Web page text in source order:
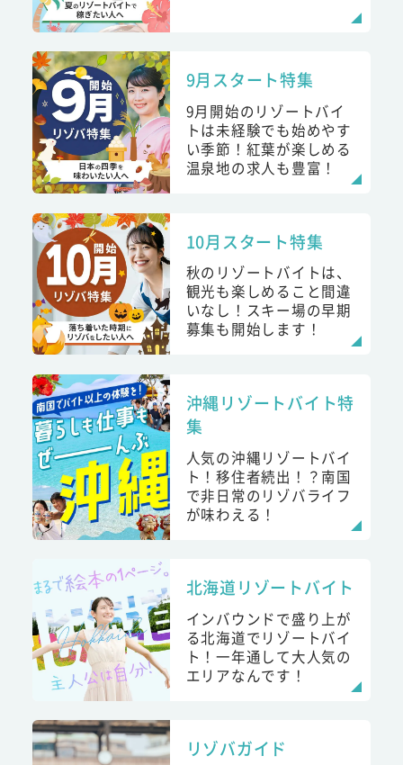
9月スタート特集
9月開始のリゾートバイ
トは未経験でも始めやす
い季節！紅葉が楽しめる
温泉地の求人も豊富！
10月スタート特集
秋のリゾートバイトは、
観光も楽しめること間違
いなし！スキー場の早期
募集も開始します！
沖縄リゾートバイト特
集
人気の沖縄リゾートバイ
ト！移住者続出！？南国
で非日常のリゾバライフ
が味わえる！
北海道リゾートバイト
インバウンドで盛り上が
る北海道でリゾートバイ
ト！一年通して大人気の
エリアなんです！
リゾバガイド